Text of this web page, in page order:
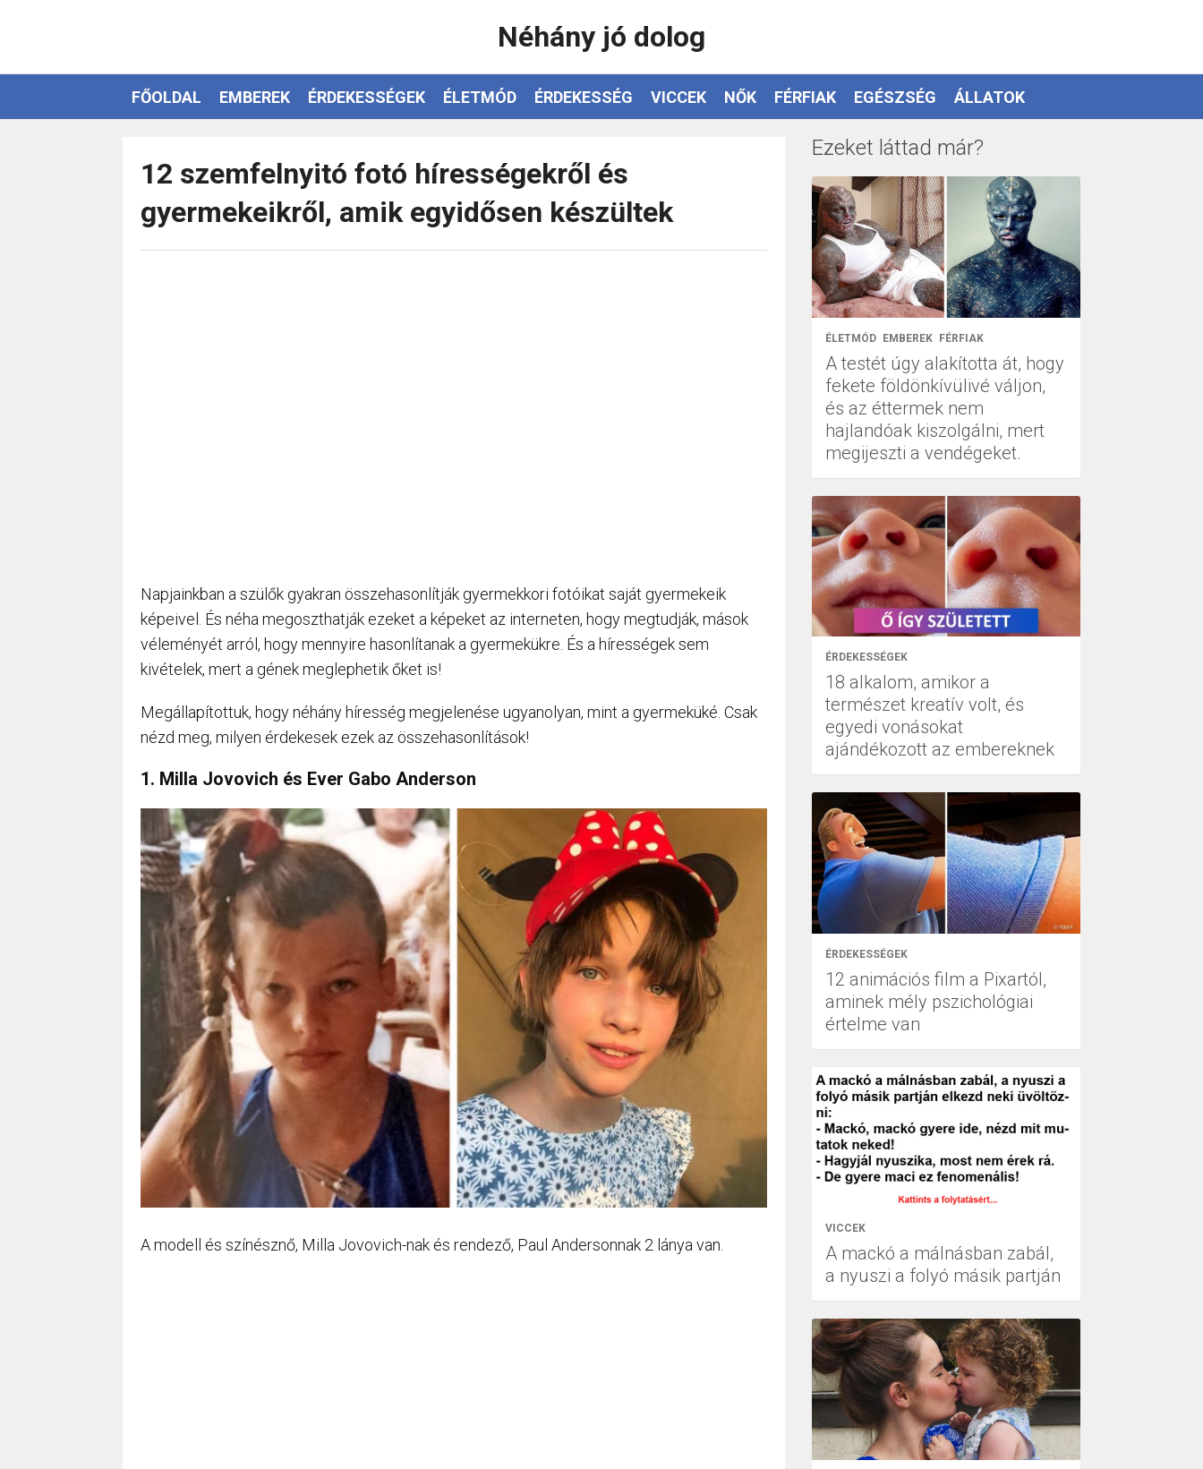
Néhány jó dolog
FŐOLDAL EMBEREK ÉRDEKESSÉGEK ÉLETMÓD ÉRDEKESSÉG VICCEK NŐK FÉRFIAK EGÉSZSÉG ÁLLATOK
12 szemfelnyitó fotó hírességekről és
gyermekeikről, amik egyidősen készültek
Napjainkban a szülők gyakran összehasonlítják gyermekkori fotóikat saját gyermekeik
képeivel. És néha megoszthatják ezeket a képeket az interneten, hogy megtudják, mások
véleményét arról, hogy mennyire hasonlítanak a gyermekükre. És a hírességek sem
kivételek, mert a gének meglephetik őket is!
Megállapítottuk, hogy néhány híresség megjelenése ugyanolyan, mint a gyermeküké. Csak
nézd meg, milyen érdekesek ezek az összehasonlítások!
1. Milla Jovovich és Ever Gabo Anderson
A modell és színésznő, Milla Jovovich-nak és rendező, Paul Andersonnak 2 lánya van.
Ezeket láttad már?
ÉLETMÓD EMBEREK FÉRFIAK
A testét úgy alakította át, hogy
fekete földönkívülivé váljon,
és az éttermek nem
hajlandóak kiszolgálni, mert
megijeszti a vendégeket.
ÉRDEKESSÉGEK
18 alkalom, amikor a
természet kreatív volt, és
egyedi vonásokat
ajándékozott az embereknek
ÉRDEKESSÉGEK
12 animációs film a Pixartól,
aminek mély pszichológiai
értelme van
VICCEK
A mackó a málnásban zabál,
a nyuszi a folyó másik partján